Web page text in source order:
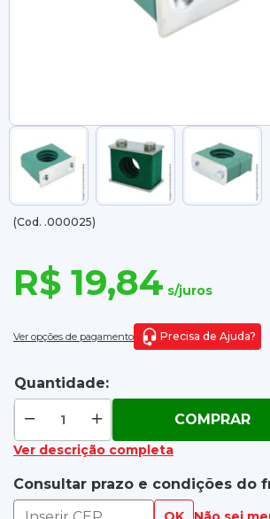
(Cod. .000025)
R$ 19,84 s/juros
Ver opções de pagamento Precisa de Ajuda?
Quantidade:
COMPRAR
Ver descrição completa
Consultar prazo e condições do